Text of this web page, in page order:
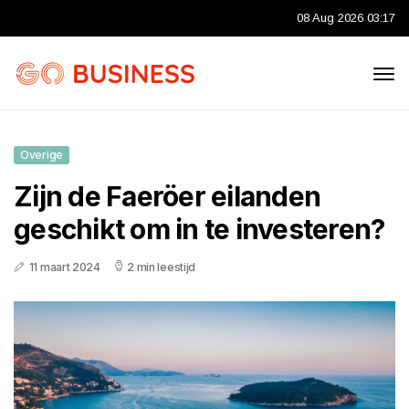
08 Aug 2026 03:17
Overige
Zijn de Faeröer eilanden
geschikt om in te investeren?
11 maart 2024 2 min leestijd